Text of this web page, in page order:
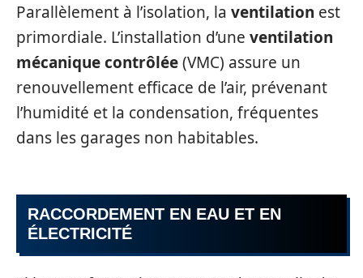
Parallèlement à l’isolation, la ventilation est
primordiale. L’installation d’une ventilation
mécanique contrôlée(VMC) assure un
renouvellement efficace de l’air, prévenant
l’humidité et la condensation, fréquentes
dans les garages non habitables.
RACCORDEMENT EN EAU ET EN
ÉLECTRICITÉ